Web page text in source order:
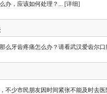
办，应该如何处理？... [详细]
么牙齿疼痛怎么办？请看武汉爱齿尔
不少市民朋友因时间紧张不能及时去